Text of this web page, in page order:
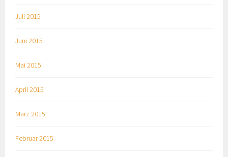
Juli 2015
Juni 2015
Mai 2015
April 2015
März 2015
Februar 2015